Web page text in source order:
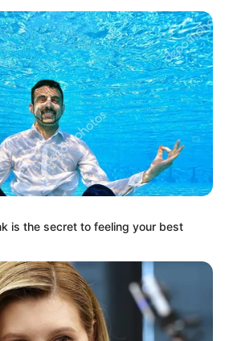
is the secret to feeling your best